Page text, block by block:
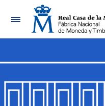
Navegación